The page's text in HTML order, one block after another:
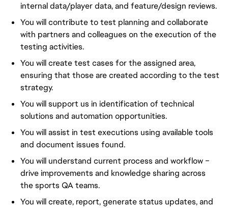
internal data/player data, and feature/design reviews.
You will contribute to test planning and collaborate
with partners and colleagues on the execution of the
testing activities.
You will create test cases for the assigned area,
ensuring that those are created according to the test
strategy.
You will support us in identification of technical
solutions and automation opportunities.
You will assist in test executions using available tools
and document issues found.
You will understand current process and workflow –
drive improvements and knowledge sharing across
the sports QA teams.
You will create, report, generate status updates, and